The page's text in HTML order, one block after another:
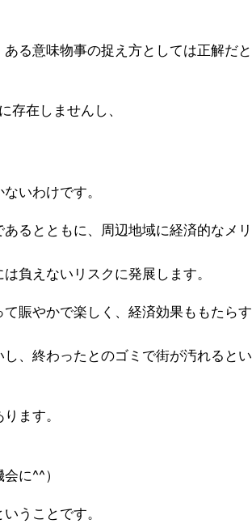
る意味物事の捉え方としては正解だと
存在しませんし、
いわけです。
るとともに、周辺地域に経済的なメリ
負えないリスクに発展します。
賑やかで楽しく、経済効果ももたらす
、終わったとのゴミで街が汚れるとい
ます。
に^^）
いうことです。